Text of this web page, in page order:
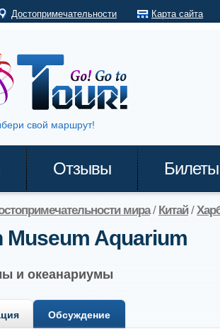
Достопримечательности Карта сайта
свой маршрут!
Отзывы Билеты
мира/ Китай/
Museum Aquarium
и океанариумы
Обсуждение